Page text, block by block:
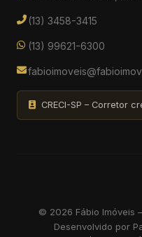
(13) 3458-3415
(13) 99621-6300
CRECI-SP – Corretor
© 2026 Fábio Imóveis
Desenvolvido por